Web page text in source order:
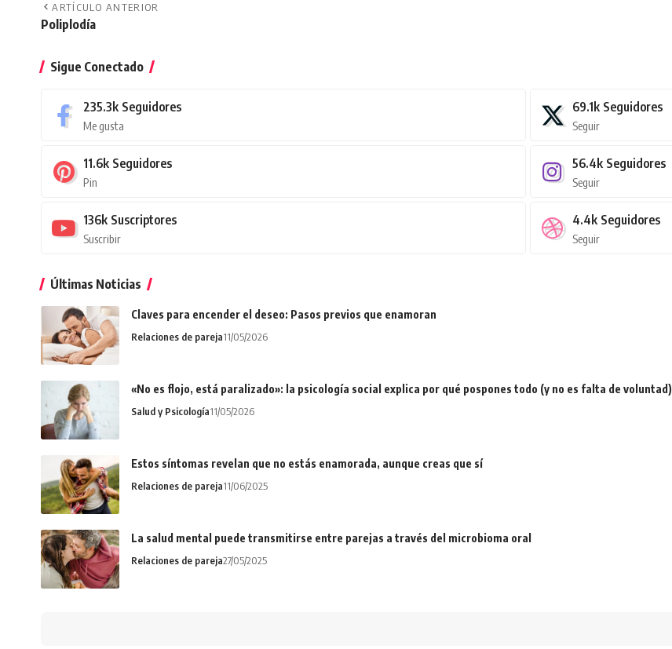
ARTÍCULO ANTERIOR
Poliplodía
Sigue Conectado
235.3k Seguidores
Me gusta
69.1k Seguidores
Seguir
11.6k Seguidores
Pin
56.4k Seguidores
Seguir
136k Suscriptores
Suscribir
4.4k Seguidores
Seguir
Últimas Noticias
Claves para encender el deseo: Pasos previos que enamoran
Relaciones de pareja11/05/2026
«No es flojo, está paralizado»: la psicología social explica por qué pospones todo (y no es falta de voluntad)
Salud y Psicología11/05/2026
Estos síntomas revelan que no estás enamorada, aunque creas que sí
Relaciones de pareja11/06/2025
La salud mental puede transmitirse entre parejas a través del microbioma oral
Relaciones de pareja27/05/2025